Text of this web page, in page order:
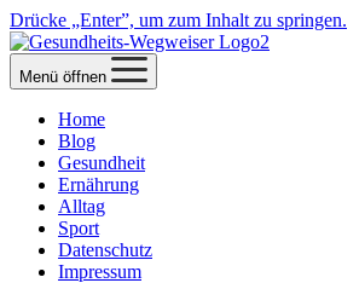
Drücke „Enter”, um zum Inhalt zu springen.
Menü öffnen
Home
Blog
Gesundheit
Ernährung
Alltag
Sport
Datenschutz
Impressum